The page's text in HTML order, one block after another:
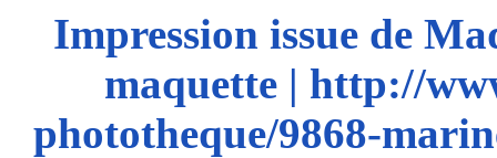
Impression issue de
maquette | http://
phototheque/9868-